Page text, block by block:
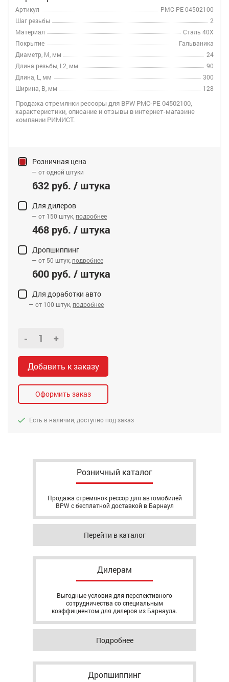
Артикул
РМС-PE 04502100
Шаг резьбы
2
Материал
Сталь 40Х
Покрытие
Гальваника
Диаметр, M, мм
24
Длина резьбы, L2, мм
90
Длина, L, мм
300
Ширина, B, мм
128
Продажа стремянки рессоры для BPW РМС-PE 04502100,
характеристики, описание и отзывы в интернет-магазине
компании РИМИСТ.
Розничная цена
— от одной штуки
632 руб. / штука
Для дилеров
— от 150 штук, подробнее
468 руб. / штука
Дропшиппинг
— от 50 штук, подробнее
600 руб. / штука
Для доработки авто
— от 100 штук, подробнее
- +
Добавить к заказу
Оформить заказ
Есть в наличии, доступно под заказ
Розничный каталог
Продажа стремянок рессор для автомобилей
BPW с бесплатной доставкой в Барнаул
Перейти в каталог
Дилерам
Выгодные условия для перспективного
сотрудничества со специальным
коэффициентом для дилеров из Барнаула.
Подробнее
Дропшиппинг